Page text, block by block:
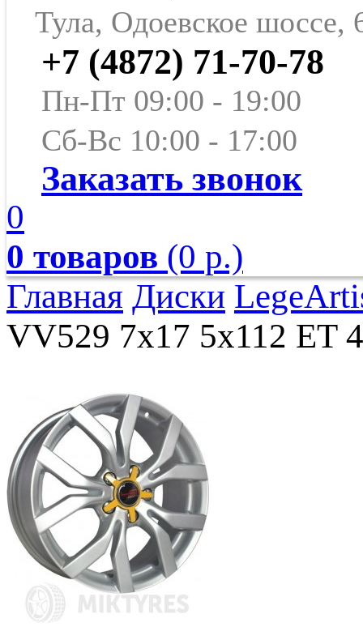
Тула, Одоевское шоссе,
+7 (4872) 71-70-78
Пн-Пт 09:00 - 19:00
Сб-Вс 10:00 - 17:00
Заказать звонок
0
0 товаров (0 р.)
Главная Диски
VV529 7x17 5x112 ET